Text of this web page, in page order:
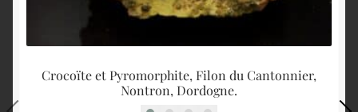
Crocoïte et Pyromorphite, Filon du Cantonnier,
Nontron, Dordogne.